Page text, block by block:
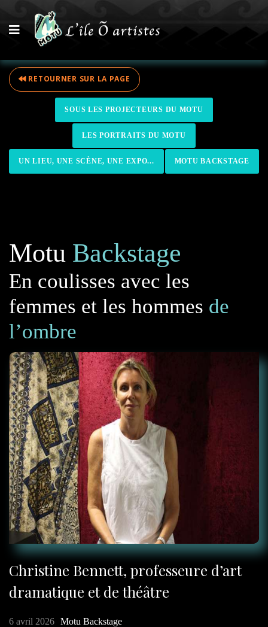
RETOURNER SUR LA PAGE
SOUS LES PROJECTEURS DU MOTU
LES PORTRAITS DU MOTU
UN LIEU, UNE SCÈNE, UNE EXPO... MOTU BACKSTAGE
Motu Backstage
En coulisses avec les
femmes et les hommes de
l’ombre
Christine Bennett, professeure d’art
dramatique et de théâtre
6 avril 2026 Motu Backstage